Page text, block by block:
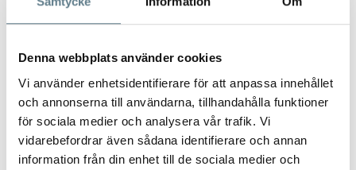
Denna webbplats använder cookies
Vi använder enhetsidentifierare för att anpassa innehållet
och annonserna till användarna, tillhandahålla funktioner
för sociala medier och analysera vår trafik. Vi
vidarebefordrar även sådana identifierare och annan
information från din enhet till de sociala medier och
Vaddburks-knopplock
E-5360